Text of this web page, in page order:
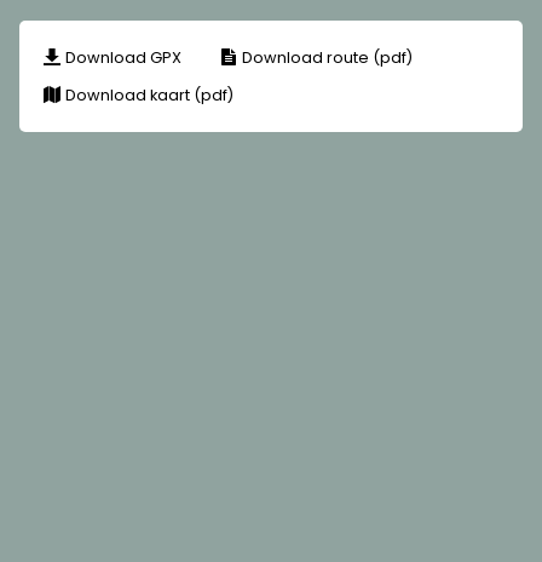
Download GPX
Download route (pdf)
Download kaart (pdf)